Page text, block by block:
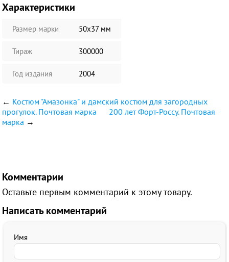
Характеристики
Размер марки 50х37 мм
Тираж 300000
Год издания 2004
← Костюм "Амазонка" и дамский костюм для загородных
прогулок. Почтовая марка
200 лет Форт-Россу. Почтовая
марка →
Комментарии
Оставьте первым комментарий к этому товару.
Написать комментарий
Имя